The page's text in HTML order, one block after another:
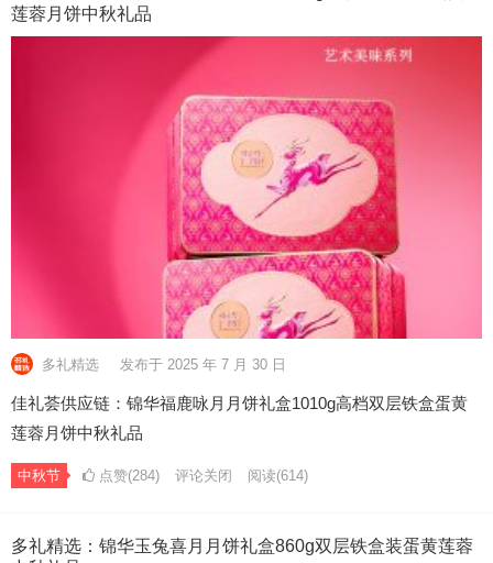
莲蓉月饼中秋礼品
多礼精选 发布于 2025 年 7 月 30 日
佳礼荟供应链：锦华福鹿咏月月饼礼盒1010g高档双层铁盒蛋黄
莲蓉月饼中秋礼品
中秋节 点赞(284) 评论关闭 阅读(614)
多礼精选：锦华玉兔喜月月饼礼盒860g双层铁盒装蛋黄莲蓉